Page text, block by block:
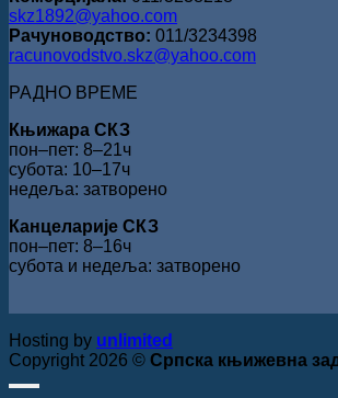
skz1892@yahoo.com
Рачуноводство: 011/3234398
racunovodstvo.skz@yahoo.com
РАДНО ВРЕМЕ
Књижара СКЗ
пон‒пет: 8‒21ч
субота: 10‒17ч
недеља: затворено
Канцеларије СКЗ
пон‒пет: 8‒16ч
субота и недеља: затворено
Hosting by unlimited
Copyright 2026 © Српска књижевна